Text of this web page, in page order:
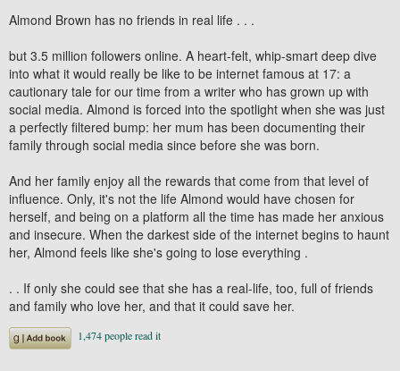
Almond Brown has no friends in real life . . .
but 3.5 million followers online. A heart-felt, whip-smart deep dive
into what it would really be like to be internet famous at 17: a
cautionary tale for our time from a writer who has grown up with
social media. Almond is forced into the spotlight when she was just
a perfectly filtered bump: her mum has been documenting their
family through social media since before she was born.
And her family enjoy all the rewards that come from that level of
influence. Only, it's not the life Almond would have chosen for
herself, and being on a platform all the time has made her anxious
and insecure. When the darkest side of the internet begins to haunt
her, Almond feels like she's going to lose everything .
. . If only she could see that she has a real-life, too, full of friends
and family who love her, and that it could save her.